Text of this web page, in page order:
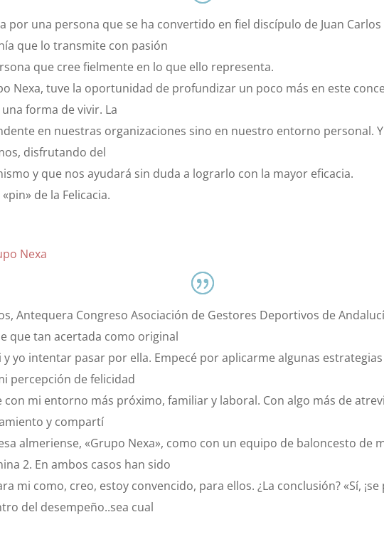
por una persona que se ha convertido en fiel discípulo de Juan
que lo transmite con pasión
que cree fielmente en lo que ello representa.
Nexa, tuve la oportunidad de profundizar un poco más en este
forma de vivir. La
en nuestras organizaciones sino en nuestro entorno personal.
disfrutando del
y que nos ayudará sin duda a lograrlo con la mayor eficacia.
de la Felicacia.
Nexa
Antequera Congreso Asociación de Gestores Deportivos de
que tan acertada como original
yo intentar pasar por ella. Empecé por aplicarme algunas
percepción de felicidad
mi entorno más próximo, familiar y laboral. Con algo más de
y compartí
almeriense, «Grupo Nexa», como con un equipo de baloncesto de
2. En ambos casos han sido
mi como, creo, estoy convencido, para ellos. ¿La conclusión? «Sí,
del desempeño..sea cual